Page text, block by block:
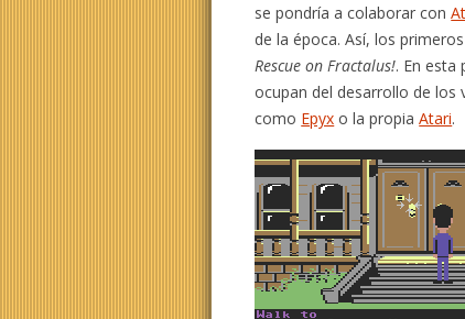
se pondría a colaborar con
de la época. Así, los
Rescue on Fractalus!. En esta
ocupan del desarrollo de los
como Epyx o la propiaAtari.